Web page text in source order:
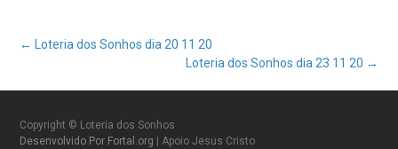
Post
navigation
← Loteria dos Sonhos dia 20 11 20
Loteria dos Sonhos dia 23 11 20 →
Copyright © Loteria dos Sonhos
Desenvolvido Por Fortal.org
| Apoio Jesus Cristo